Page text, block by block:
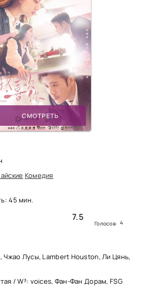
СМОТРЕТЬ
Комедия
45 мин.
7.5
Голосов: 4
Чжао Лусы, Lambert Houston, Ли Цянь,
/ W³: voices, Фан-Фан Дорам, FSG